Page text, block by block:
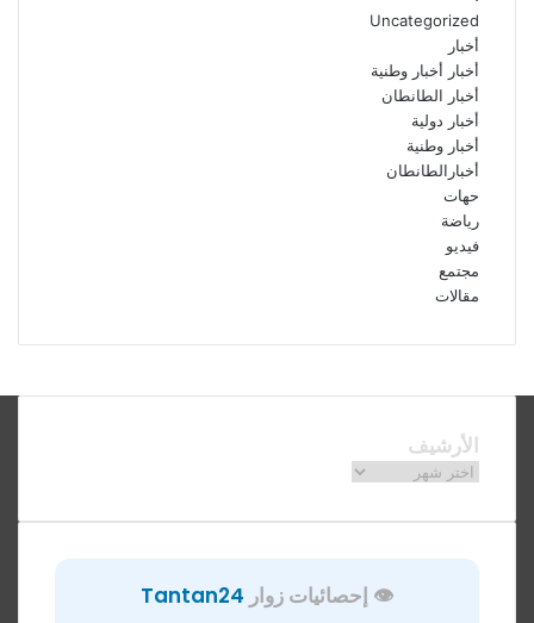
Uncategorized
أخبار
أخبار أخبار وطنية
أخبار الطانطان
أخبار دولية
أخبار وطنية
أخبارالطانطان
حهات
رياضة
فيديو
مجتمع
مقالات
الأرشيف
الأرشيف
👁️ إحصائيات زوار Tantan24